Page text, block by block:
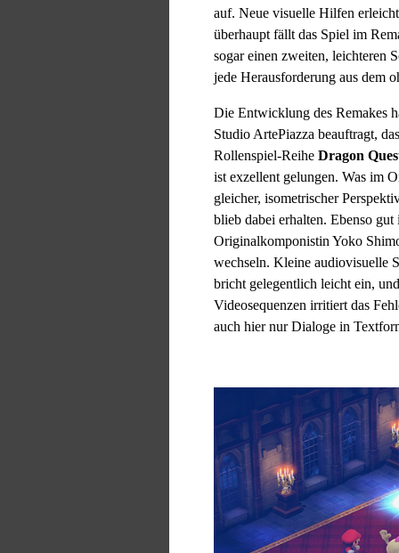
auf. Neue visuelle Hilfen
überhaupt fällt das Spiel im
sogar einen zweiten, leichteren
jede Herausforderung aus dem
Die Entwicklung des Remakes
Studio ArtePiazza beauftragt,
Rollenspiel-Reihe Dragon
ist exzellent gelungen. Was im
gleicher, isometrischer
blieb dabei erhalten. Ebenso
Originalkomponistin Yoko
wechseln. Kleine audiovisuelle
bricht gelegentlich leicht ein,
Videosequenzen irritiert das
auch hier nur Dialoge in